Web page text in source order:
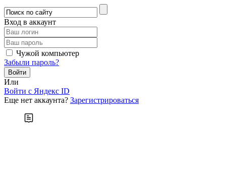
Вход в аккаунт
Чужой компьютер
Забыли пароль?
Или
Войти c Яндекс ID
Еще нет аккаунта? Зарегистрироваться